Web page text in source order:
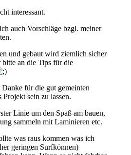
interessant.
auch Vorschläge bzgl. meiner
und gebaut wird ziemlich sicher
bitte an die Tips für die
für die gut gemeinten
Projekt sein zu lassen.
Linie um den Spaß am bauen,
sammeln mit Laminieren etc.
was raus kommen was ich
geringen Surfkönnen)